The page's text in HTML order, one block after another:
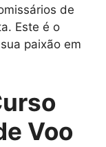
de
Este é o
paixão em
Voo